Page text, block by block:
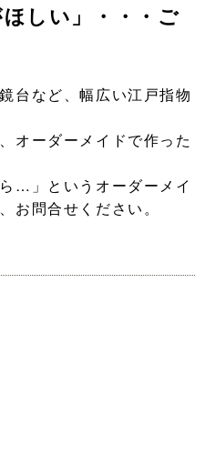
ほしい」・・・ご
台など、幅広い江戸指物
オーダーメイドで作った
…」というオーダーメイ
お問合せください。